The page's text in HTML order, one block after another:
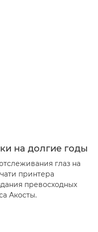
на долгие годы
глаз на
принтера
превосходных
Акосты.